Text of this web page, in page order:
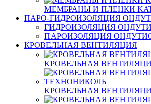
МЕМБРАНЫ И ПЛЕНКИ
ПАРО-ГИДРОИЗОЛЯЦИЯ
ГИДРОИЗОЛЯЦИЯ
ПАРОИЗОЛЯЦИЯ
КРОВЕЛЬНАЯ ВЕНТИЛЯЦИЯ
КРОВЕЛЬНАЯ
КРОВЕЛЬНАЯ